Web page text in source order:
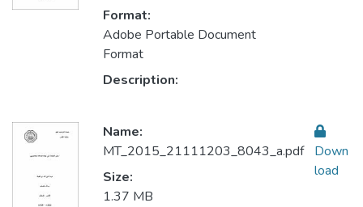
Format:
Adobe Portable Document
Format
Description:
Name:
MT_2015_21111203_8043_a.pdf
Size:
1.37 MB
Down
load